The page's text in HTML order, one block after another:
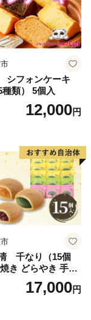
シフォンケーキ
種類） 5個入
12,000円
千なり（15個
土産 丹波大納言小
檎 りんご 慶事 お
17,000円